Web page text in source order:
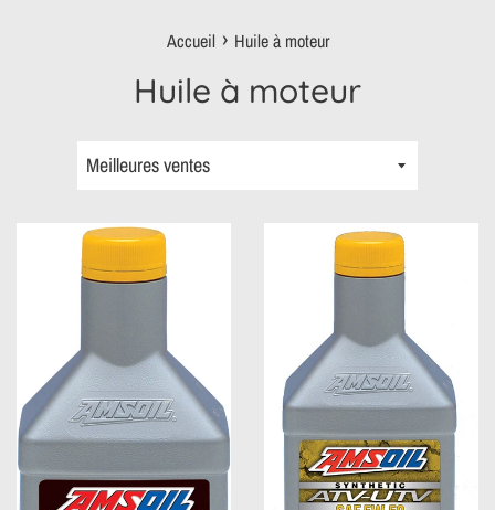
Accueil › Huile à moteur
Huile à moteur
Trier